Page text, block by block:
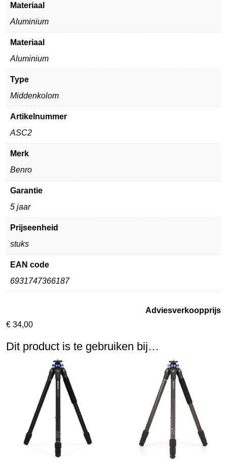
Materiaal
Aluminium
Materiaal
Aluminium
Type
Middenkolom
Artikelnummer
ASC2
Merk
Benro
Garantie
5 jaar
Prijseenheid
stuks
EAN code
6931747366187
Adviesverkoopprijs
€ 34,00
Dit product is te gebruiken bij…